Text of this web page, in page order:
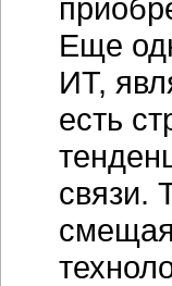
Еще
ИТ,
есть
связи.